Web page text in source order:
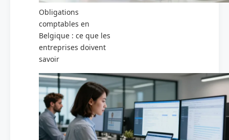
Obligations
comptables en
Belgique : ce que les
entreprises doivent
savoir